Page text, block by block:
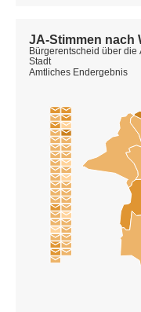
JA-Stimmen nach
Bürgerentscheid über
Stadt
Amtliches Endergebnis